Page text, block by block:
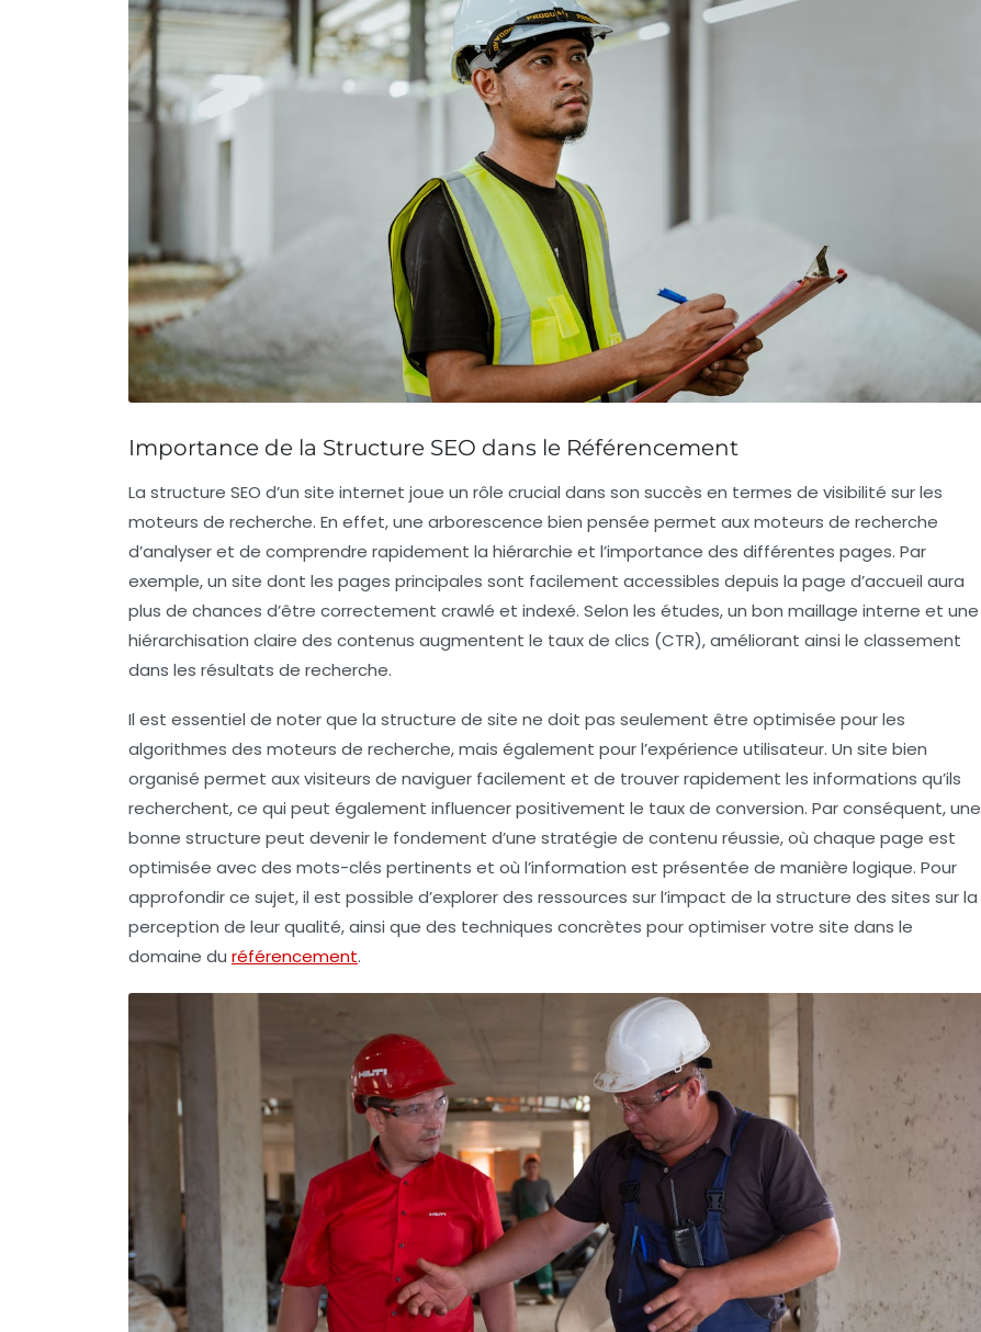
Importance de la Structure SEO dans le Référencement
La structure SEO d’un site internet joue un rôle crucial dans son succès en termes de visibilité sur les
moteurs de recherche. En effet, une arborescence bien pensée permet auxmoteurs de recherche
d’analyser et de comprendre rapidement la hiérarchie et l’importance des différentes pages. Par
exemple, un site dont les pages principales sont facilement accessibles depuis la page d’accueil aura
plus de chances d’être correctement crawlé et indexé. Selon les études, un bon maillage interne et une
hiérarchisation claire des contenus augmentent le taux de clics (CTR), améliorant ainsi le classement
dans les résultats de recherche.
Il est essentiel de noter que la structure de site ne doit pas seulement être optimisée pour les
algorithmes des moteurs de recherche, mais également pour l’expérience utilisateur. Un site bien
organisé permet aux visiteurs de naviguer facilement et de trouver rapidement les informations qu’ils
recherchent, ce qui peut également influencer positivement le taux de conversion. Par conséquent, une
bonne structure peut devenir le fondement d’une stratégie de contenu réussie, où chaque page est
optimisée avec des mots-clés pertinents et où l’information est présentée de manière logique. Pour
approfondir ce sujet, il est possible d’explorer des ressources sur l’impact de la structure des sites sur la
perception de leur qualité, ainsi que des techniques concrètes pour optimiser votre site dans le
domaine du référencement.